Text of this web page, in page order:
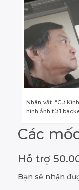
Nhân vật “Cự
hình ảnh từ 1
Các
Hỗ trợ
Bạn sẽ nhận